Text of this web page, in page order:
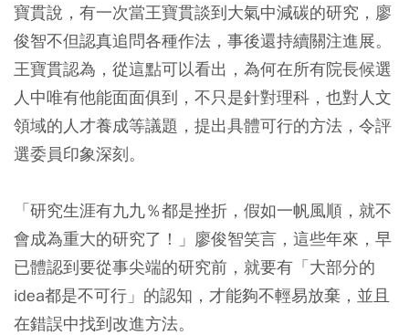
寶貫說，有一次當王寶貫談到大氣中減碳的研究，廖
俊智不但認真追問各種作法，事後還持續關注進展。
王寶貫認為，從這點可以看出，為何在所有院長候選
人中唯有他能面面俱到，不只是針對理科，也對人文
領域的人才養成等議題，提出具體可行的方法，令評
選委員印象深刻。
「研究生涯有九九％都是挫折，假如一帆風順，就不
會成為重大的研究了！」廖俊智笑言，這些年來，早
已體認到要從事尖端的研究前，就要有「大部分的
idea都是不可行」的認知，才能夠不輕易放棄，並且
在錯誤中找到改進方法。